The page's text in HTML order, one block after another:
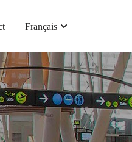
Français